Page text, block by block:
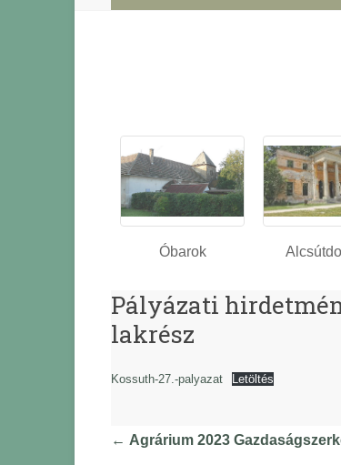
Óbarok
Pályázati
lakrész
Kossuth-27.-palyazat Letöltés
← Agrárium 2023